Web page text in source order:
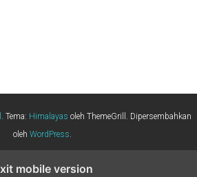
. Tema: Himalayas oleh ThemeGrill. Dipersembahkan
olehWordPress.
mobile version